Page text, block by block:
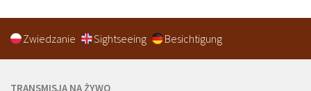
Zwiedzanie Sightseeing Besichtigung
TRANSMISJA NA ŻYWO